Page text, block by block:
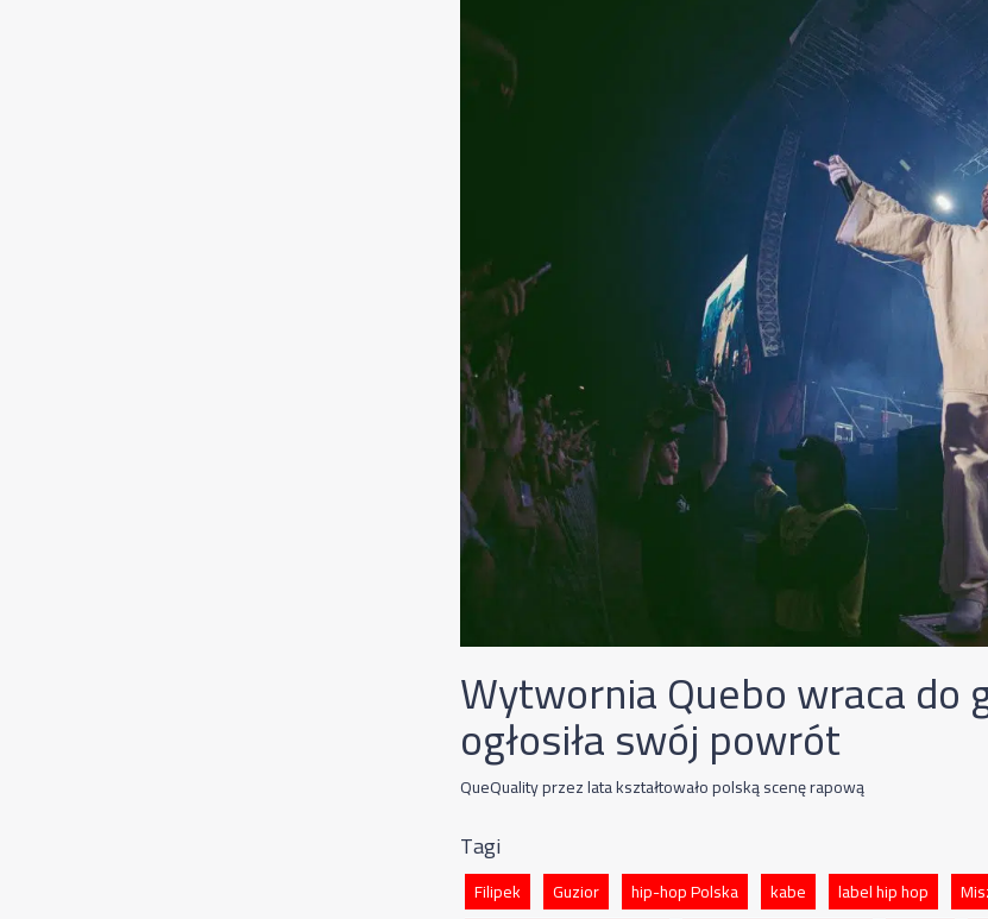
Wytwornia Quebo wraca do
ogłosiła swój powrót
QueQuality przez lata kształtowało polską scenę rapową
Tagi
Filipek Guzior hip-hop Polska kabe label hip hop